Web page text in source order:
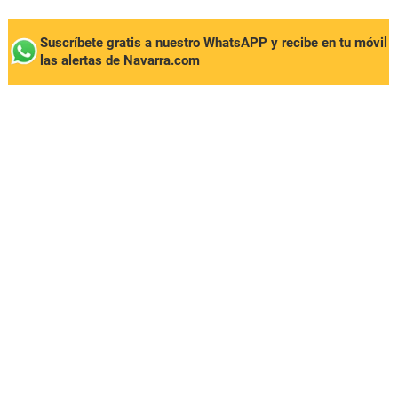
Suscríbete gratis a nuestro WhatsAPP y recibe en tu móvil
las alertas de Navarra.com